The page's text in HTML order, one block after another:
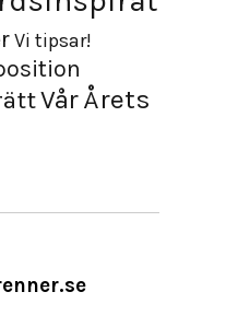
Vi tipsar!
VårÅrets